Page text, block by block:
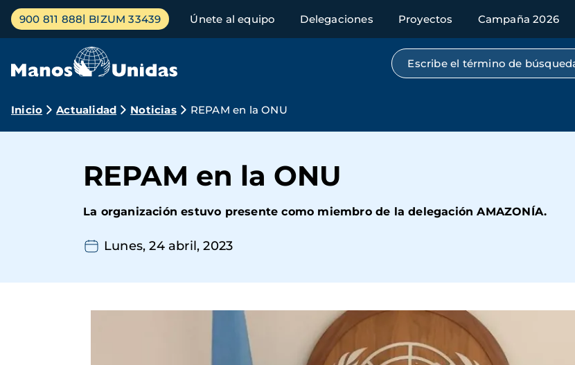
Pasar
contenido
Menú
principal
900 811 888 BIZUM 33439 Únete al equipo Delegaciones Proyectos Campaña 2026
Búsqueda por texto completo
Ruta
navegación
Inicio Actualidad Noticias REPAM en la ONU
REPAM en la ONU
La organización estuvo presente como miembro de la delegación AMAZONÍA.
Lunes, 24 abril, 2023